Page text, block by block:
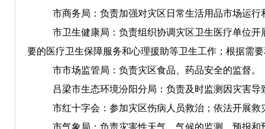
市商务局：负责加强对灾区日常生活用品市场运
市卫生健康局：负责组织协调灾区卫生医疗单位开
要的医疗卫生保障服务和心理援助等卫生工作 ；根据需
市市场监管局：负责灾区食品、药品安全的监督。
吕梁市生态环境汾阳分局：负责及时监测因灾害
市红十字会：参加灾区伤病人员救治；依法开展
市气象局：负责灾害性天气、气候的监测、预报